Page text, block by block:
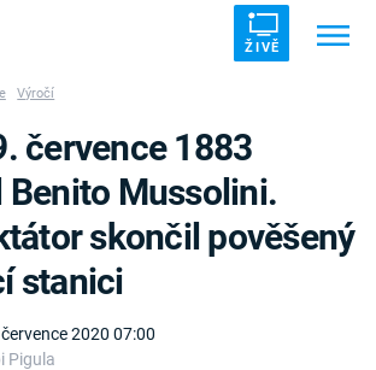
ŽIVĚ
DÁVNOVĚKU
Výročí
2020 07:00
Pigula
července 1883
Benito Mussolini.
skončil pověšený
stanici